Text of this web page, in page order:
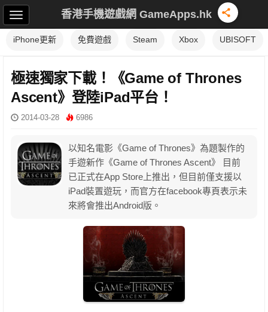
香港手機遊戲網 GameApps.hk
iPhone更新 免費遊戲 Steam Xbox UBISOFT
極速獨家下載！《Game of Thrones
Ascent》登陸iPad平台！
2014-03-28 6986
以知名電影《Game of Thrones》為題製作的
手遊新作《Game of Thrones Ascent》 目前
已正式在App Store上推出，但目前僅支援以
iPad裝置遊玩，而官方在facebook專頁表示未
來將會推出Android版。